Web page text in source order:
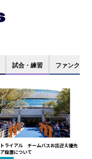
試合・練習 ファンクラブ
トライアル チームバスお出迎え優先
設置について